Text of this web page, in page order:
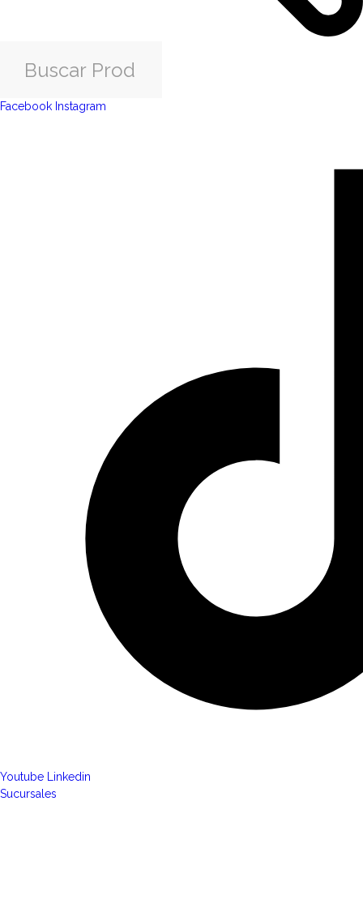
Facebook Instagram
Youtube
Linkedin
Sucursales